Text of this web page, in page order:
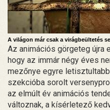
A világon már csak a virágbeültetés
Az animációs görgeteg újra
hogy az immár négy éves
mezőnye egyre
szekcióba sorolt
az elmúlt év animációs
változnak, a kísérletező